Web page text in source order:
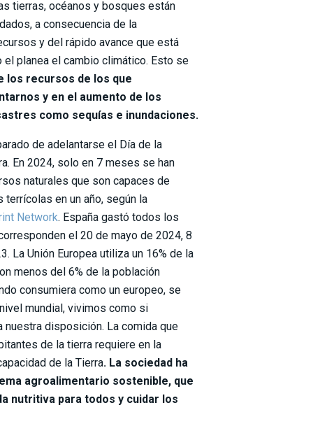
tierras, océanos y bosques están
a consecuencia de la
y del rápido avance que está
planea el cambio climático. Esto se
los recursos de los que
y en el aumento de los
como sequías e inundaciones.
de adelantarse el Día de la
En 2024, solo en 7 meses se han
naturales que son capaces de
en un año, según la
Network. España gastó todos los
el 20 de mayo de 2024, 8
La Unión Europea utiliza un 16% de la
menos del 6% de la población
consumiera como un europeo, se
mundial, vivimos como si
nuestra disposición. La comida que
de la tierra requiere en la
de la Tierra. La sociedad ha
agroalimentario sostenible, que
nutritiva para todos y cuidar los